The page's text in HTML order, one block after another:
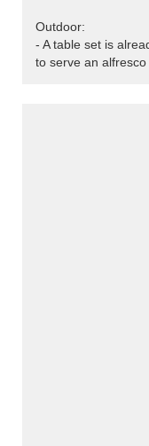
Outdoor:
- A table set is
to serve an